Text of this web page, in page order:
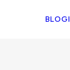
BLOGI